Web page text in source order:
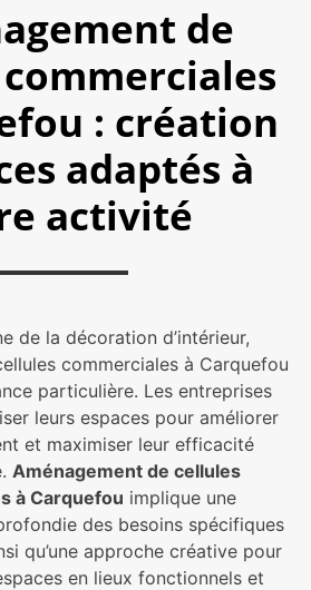
de
: création
adaptés à
activité
de la décoration d’intérieur,
commerciales à Carquefou
particulière. Les entreprises
leurs espaces pour améliorer
et maximiser leur efficacité
Aménagement de cellules
à Carquefou implique une
des besoins spécifiques
qu’une approche créative pour
en lieux fonctionnels et